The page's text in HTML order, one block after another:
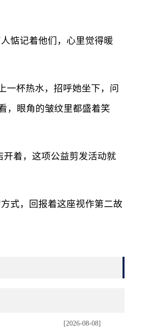
惦记着他们，心里觉得暖
一杯热水，招呼她坐下，问
，眼角的皱纹里都盛着笑
着，这项公益剪发活动就
式，回报着这座视作第二故
[2026-08-08]